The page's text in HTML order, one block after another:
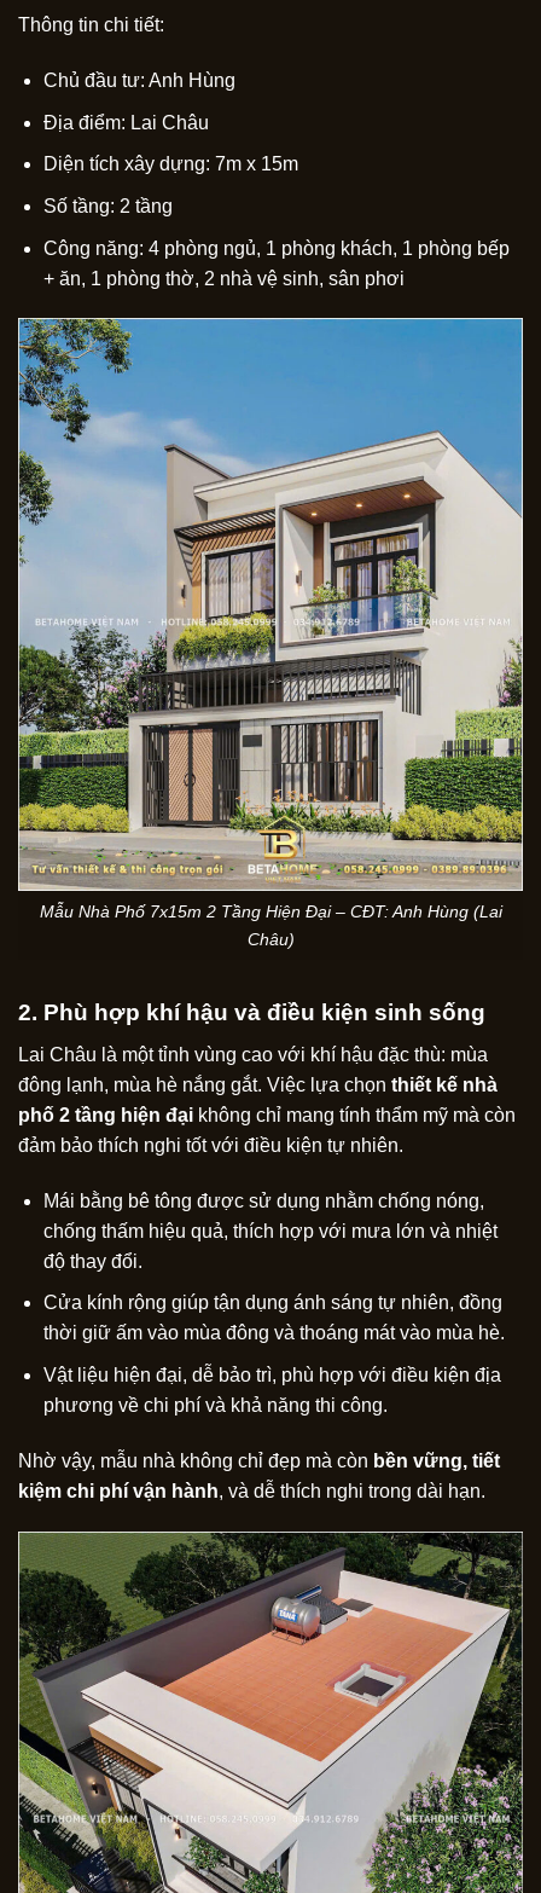
Thông tin chi tiết:
Chủ đầu tư: Anh Hùng
Địa điểm: Lai Châu
Diện tích xây dựng: 7m x 15m
Số tầng: 2 tầng
Công năng: 4 phòng ngủ, 1 phòng khách, 1 phòng bếp
+ ăn, 1 phòng thờ, 2 nhà vệ sinh, sân phơi
Mẫu Nhà Phố 7x15m 2 Tầng Hiện Đại – CĐT: Anh Hùng (Lai
Châu)
2. Phù hợp khí hậu và điều kiện sinh sống
Lai Châu là một tỉnh vùng cao với khí hậu đặc thù: mùa
đông lạnh, mùa hè nắng gắt. Việc lựa chọn thiết kế nhà
phố 2 tầng hiện đại không chỉ mang tính thẩm mỹ mà còn
đảm bảo thích nghi tốt với điều kiện tự nhiên.
Mái bằng bê tông được sử dụng nhằm chống nóng,
chống thấm hiệu quả, thích hợp với mưa lớn và nhiệt
độ thay đổi.
Cửa kính rộng giúp tận dụng ánh sáng tự nhiên, đồng
thời giữ ấm vào mùa đông và thoáng mát vào mùa hè.
Vật liệu hiện đại, dễ bảo trì, phù hợp với điều kiện địa
phương về chi phí và khả năng thi công.
Nhờ vậy, mẫu nhà không chỉ đẹp mà còn bền vững, tiết
kiệm chi phí vận hành, và dễ thích nghi trong dài hạn.